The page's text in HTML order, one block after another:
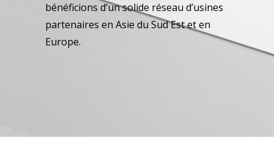
bénéficions d’un solide réseau d’usines
partenaires en Asie du Sud Est et en
Europe.